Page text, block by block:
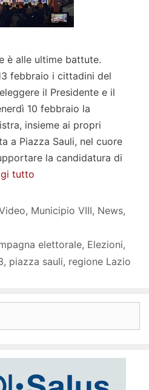
è alle ultime battute.
febbraio i cittadini del
il Presidente e il
10 febbraio la
insieme ai propri
a Piazza Sauli, nel cuore
la candidatura di
tutto
, Municipio VIII, News,
elettorale, Elezioni,
, piazza sauli, regione Lazio